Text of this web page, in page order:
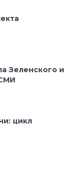
Зеленского и
цикл